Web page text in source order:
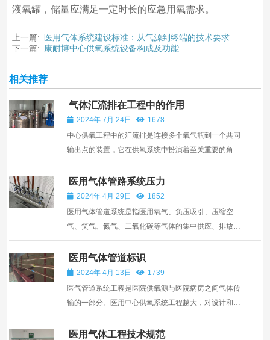
液氧罐，储量应满足一定时长的应急用氧需求。
上一篇:
医用气体系统建设标准：从气源到终端的技术要求
下一篇:
康耐博中心供氧系统设备构成及功能
相关推荐
气体汇流排在工程中的作用
2024年 7月 24日
1678
中心供氧工程中的汇流排是连接多个氧气瓶到一个共同
输出点的装置，它在供氧系统中扮演着至关重要的角
色。那么汇流排的主要作用有哪些呢？ 1.集中供氧：汇
流排能够将来自多个氧气瓶的氧气集中起来，通过一个
统一的输出口供氧给整个医疗设施或特定区域，提高了
供氧的效...
医用气体管路系统压力
2024年 4月 29日
1852
医用气体管道系统是指医用氧气、负压吸引、压缩空
气、笑气、氮气、二氧化碳等气体的集中供应、排放和
管道分配系统。医疗气体设置区域为病房、手术室、监
护病房(ICU)、抢救室、急诊室、高压氧仓、口腔科等
医疗场所。为保证医疗供气系统的稳定连续供气，中心
管理系统设...
医用气体管道标识
2024年 4月 13日
1739
医气管道系统工程是医院供氧源与医院病房之间气体传
输的一部分。医用中心供氧系统工程越大，对设计和安
装的要求就越高，工程建设越应严谨细致。合理规范地
使用管道标识代码和颜色是一个很好的方法，可以有效
医用气体工程技术规范